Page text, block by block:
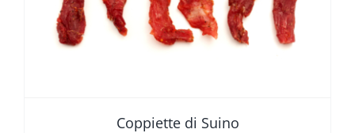
Coppiette di Suino